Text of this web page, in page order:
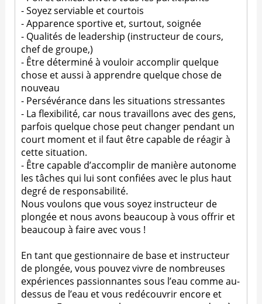
- Soyez serviable et courtois
- Apparence sportive et, surtout, soignée
- Qualités de leadership (instructeur de cours,
chef de groupe,)
- Être déterminé à vouloir accomplir quelque
chose et aussi à apprendre quelque chose de
nouveau
- Persévérance dans les situations stressantes
- La flexibilité, car nous travaillons avec des gens,
parfois quelque chose peut changer pendant un
court moment et il faut être capable de réagir à
cette situation.
- Être capable d’accomplir de manière autonome
les tâches qui lui sont confiées avec le plus haut
degré de responsabilité.
Nous voulons que vous soyez instructeur de
plongée et nous avons beaucoup à vous offrir et
beaucoup à faire avec vous !
En tant que gestionnaire de base et instructeur
de plongée, vous pouvez vivre de nombreuses
expériences passionnantes sous l’eau comme au-
dessus de l’eau et vous redécouvrir encore et